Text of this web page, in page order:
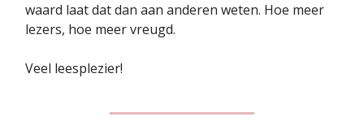
waard laat dat dan aan anderen weten. Hoe meer
lezers, hoe meer vreugd.
Veel leesplezier!